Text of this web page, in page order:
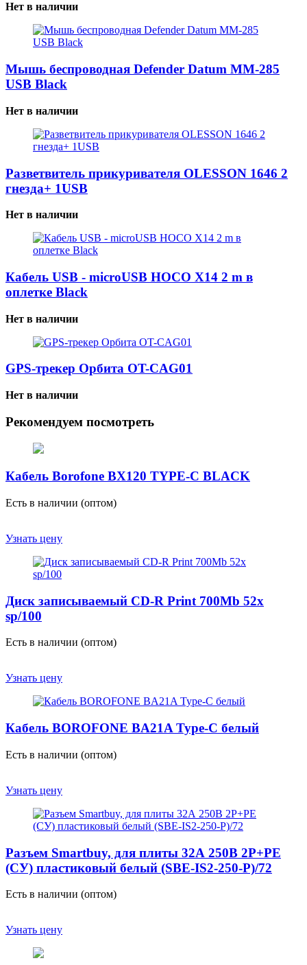
Нет в наличии
Мышь беспроводная Defender Datum MM-285
USB Black
Нет в наличии
Разветвитель прикуривателя OLESSON 1646 2
гнезда+ 1USB
Нет в наличии
Кабель USB - microUSB HOCO X14 2 m в
оплетке Black
Нет в наличии
GPS-трекер Орбита OT-CAG01
Нет в наличии
Рекомендуем посмотреть
Кабель Borofone BX120 TYPE-C BLACK
Есть в наличии (оптом)
Узнать цену
Диск записываемый CD-R Print 700Mb 52x
sp/100
Есть в наличии (оптом)
Узнать цену
Кабель BOROFONE BA21A Type-C белый
Есть в наличии (оптом)
Узнать цену
Разъем Smartbuy, для плиты 32А 250В 2P+PE
(СУ) пластиковый белый (SBE-IS2-250-P)/72
Есть в наличии (оптом)
Узнать цену